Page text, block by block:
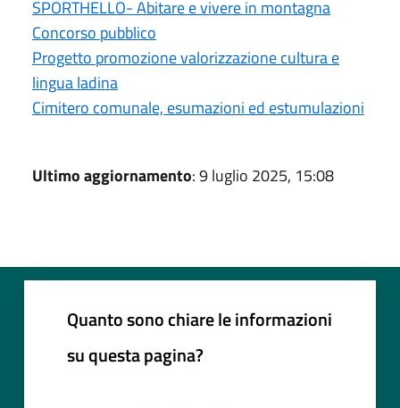
SPORTHELLO- Abitare e vivere in montagna
Concorso pubblico
Progetto promozione valorizzazione cultura e
lingua ladina
Cimitero comunale, esumazioni ed estumulazioni
Ultimo aggiornamento: 9 luglio 2025, 15:08
Quanto sono chiare le informazioni
su questa pagina?